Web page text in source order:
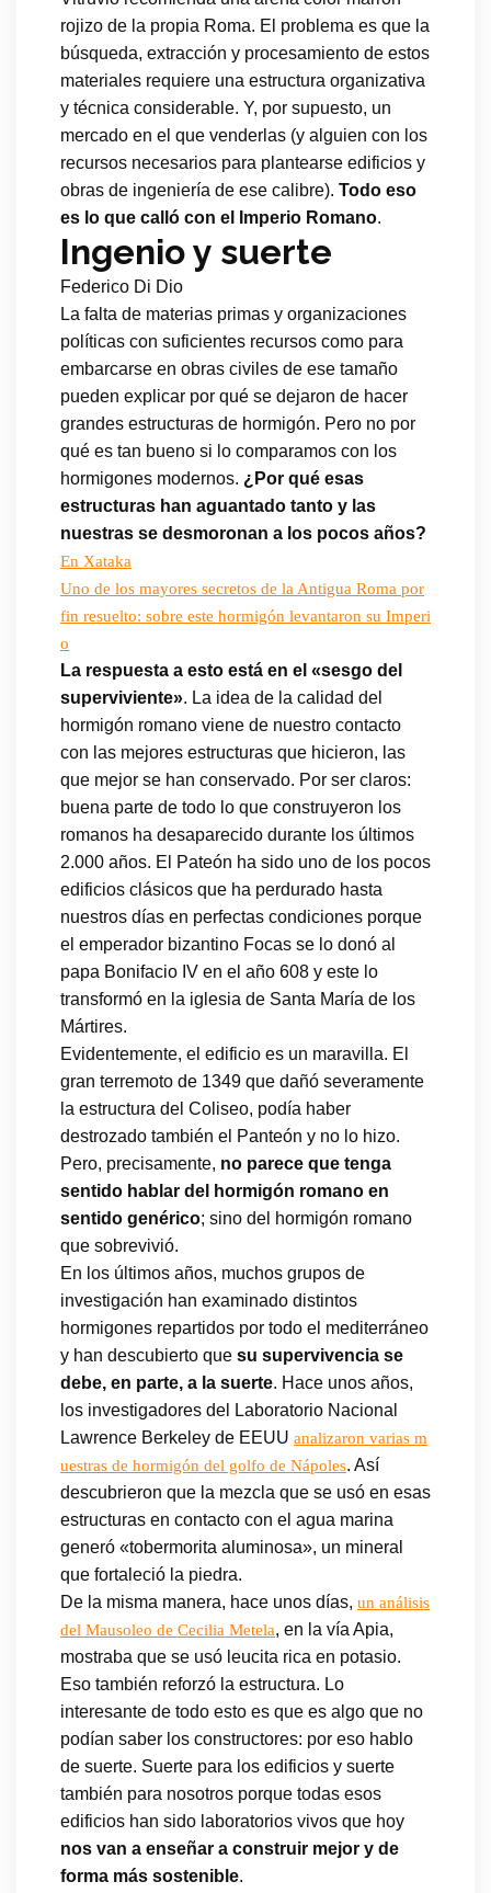
rojizo de la propia Roma. El problema es que la
búsqueda, extracción y procesamiento de estos
materiales requiere una estructura organizativa
y técnica considerable. Y, por supuesto, un
mercado en el que venderlas (y alguien con los
recursos necesarios para plantearse edificios y
obras de ingeniería de ese calibre). Todo eso
es lo que calló con el Imperio Romano.
Ingenio y suerte
Federico Di Dio
La falta de materias primas y organizaciones
políticas con suficientes recursos como para
embarcarse en obras civiles de ese tamaño
pueden explicar por qué se dejaron de hacer
grandes estructuras de hormigón. Pero no por
qué es tan bueno si lo comparamos con los
hormigones modernos. ¿Por qué esas
estructuras han aguantado tanto y las
nuestras se desmoronan a los pocos años?
En Xataka
Uno de los mayores secretos de la Antigua Roma por
fin resuelto: sobre este hormigón levantaron su Imperi
o
La respuesta a esto está en el «sesgo del
superviviente». La idea de la calidad del
hormigón romano viene de nuestro contacto
con las mejores estructuras que hicieron, las
que mejor se han conservado. Por ser claros:
buena parte de todo lo que construyeron los
romanos ha desaparecido durante los últimos
2.000 años. El Pateón ha sido uno de los pocos
edificios clásicos que ha perdurado hasta
nuestros días en perfectas condiciones porque
el emperador bizantino Focas se lo donó al
papa Bonifacio IV en el año 608 y este lo
transformó en la iglesia de Santa María de los
Mártires.
Evidentemente, el edificio es un maravilla. El
gran terremoto de 1349 que dañó severamente
la estructura del Coliseo, podía haber
destrozado también el Panteón y no lo hizo.
Pero, precisamente, no parece que tenga
sentido hablar del hormigón romano en
sentido genérico; sino del hormigón romano
que sobrevivió.
En los últimos años, muchos grupos de
investigación han examinado distintos
hormigones repartidos por todo el mediterráneo
y han descubierto que su supervivencia se
debe, en parte, a la suerte. Hace unos años,
los investigadores del Laboratorio Nacional
Lawrence Berkeley de EEUU analizaron varias m
uestras de hormigón del golfo de Nápoles. Así
descubrieron que la mezcla que se usó en esas
estructuras en contacto con el agua marina
generó «tobermorita aluminosa», un mineral
que fortaleció la piedra.
De la misma manera, hace unos días, un análisis
del Mausoleo de Cecilia Metela, en la vía Apia,
mostraba que se usó leucita rica en potasio.
Eso también reforzó la estructura. Lo
interesante de todo esto es que es algo que no
podían saber los constructores: por eso hablo
de suerte. Suerte para los edificios y suerte
también para nosotros porque todas esos
edificios han sido laboratorios vivos que hoy
nos van a enseñar a construir mejor y de
forma más sostenible.